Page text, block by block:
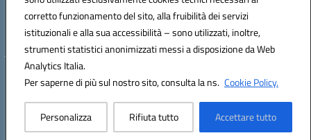
corretto funzionamento del sito, alla fruibilità dei servizi
istituzionali e alla sua accessibilità – sono utilizzati, inoltre,
strumenti statistici anonimizzati messi a disposizione da Web
Analytics Italia.
Per saperne di più sul nostro sito, consulta la ns. Cookie Policy.
Personalizza Rifiuta tutto Accettare tutto
Codice fiscale: 81000530907
Codice meccanografico: SSIC820006
Hosting & Powered by 3D Solution S.r.l.
Concept & Design by Designers Italia